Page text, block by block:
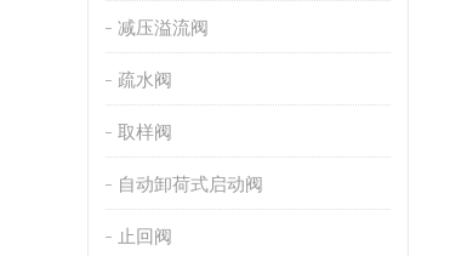
减压溢流阀
疏水阀
取样阀
自动卸荷式启动阀
止回阀